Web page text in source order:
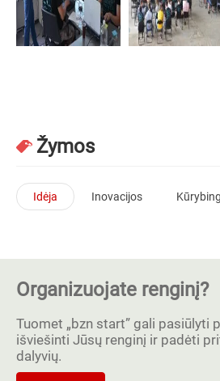
Žymos
Idėja Inovacijos
Organizuojate renginį?
Tuomet „bzn start” gali pasiūlyti
išviešinti Jūsų renginį ir padėti
dalyvių.